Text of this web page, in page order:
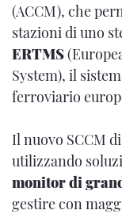
(ACCM), che
stazioni di uno
ERTMS
System), il
ferroviario
Il nuovo SCCM
utilizzando
monitor di
gestire con